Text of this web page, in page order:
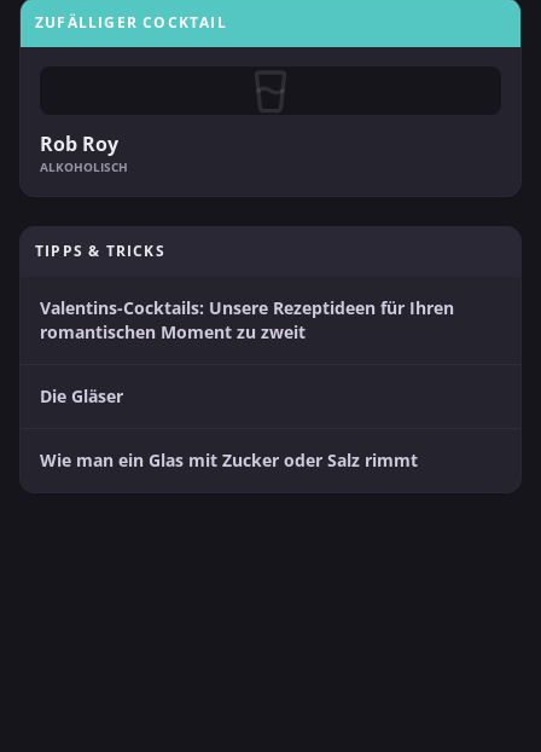
ZUFÄLLIGER COCKTAIL
Rob Roy
ALKOHOLISCH
TIPPS & TRICKS
Valentins-Cocktails: Unsere Rezeptideen für Ihren
romantischen Moment zu zweit
Die Gläser
Wie man ein Glas mit Zucker oder Salz rimmt